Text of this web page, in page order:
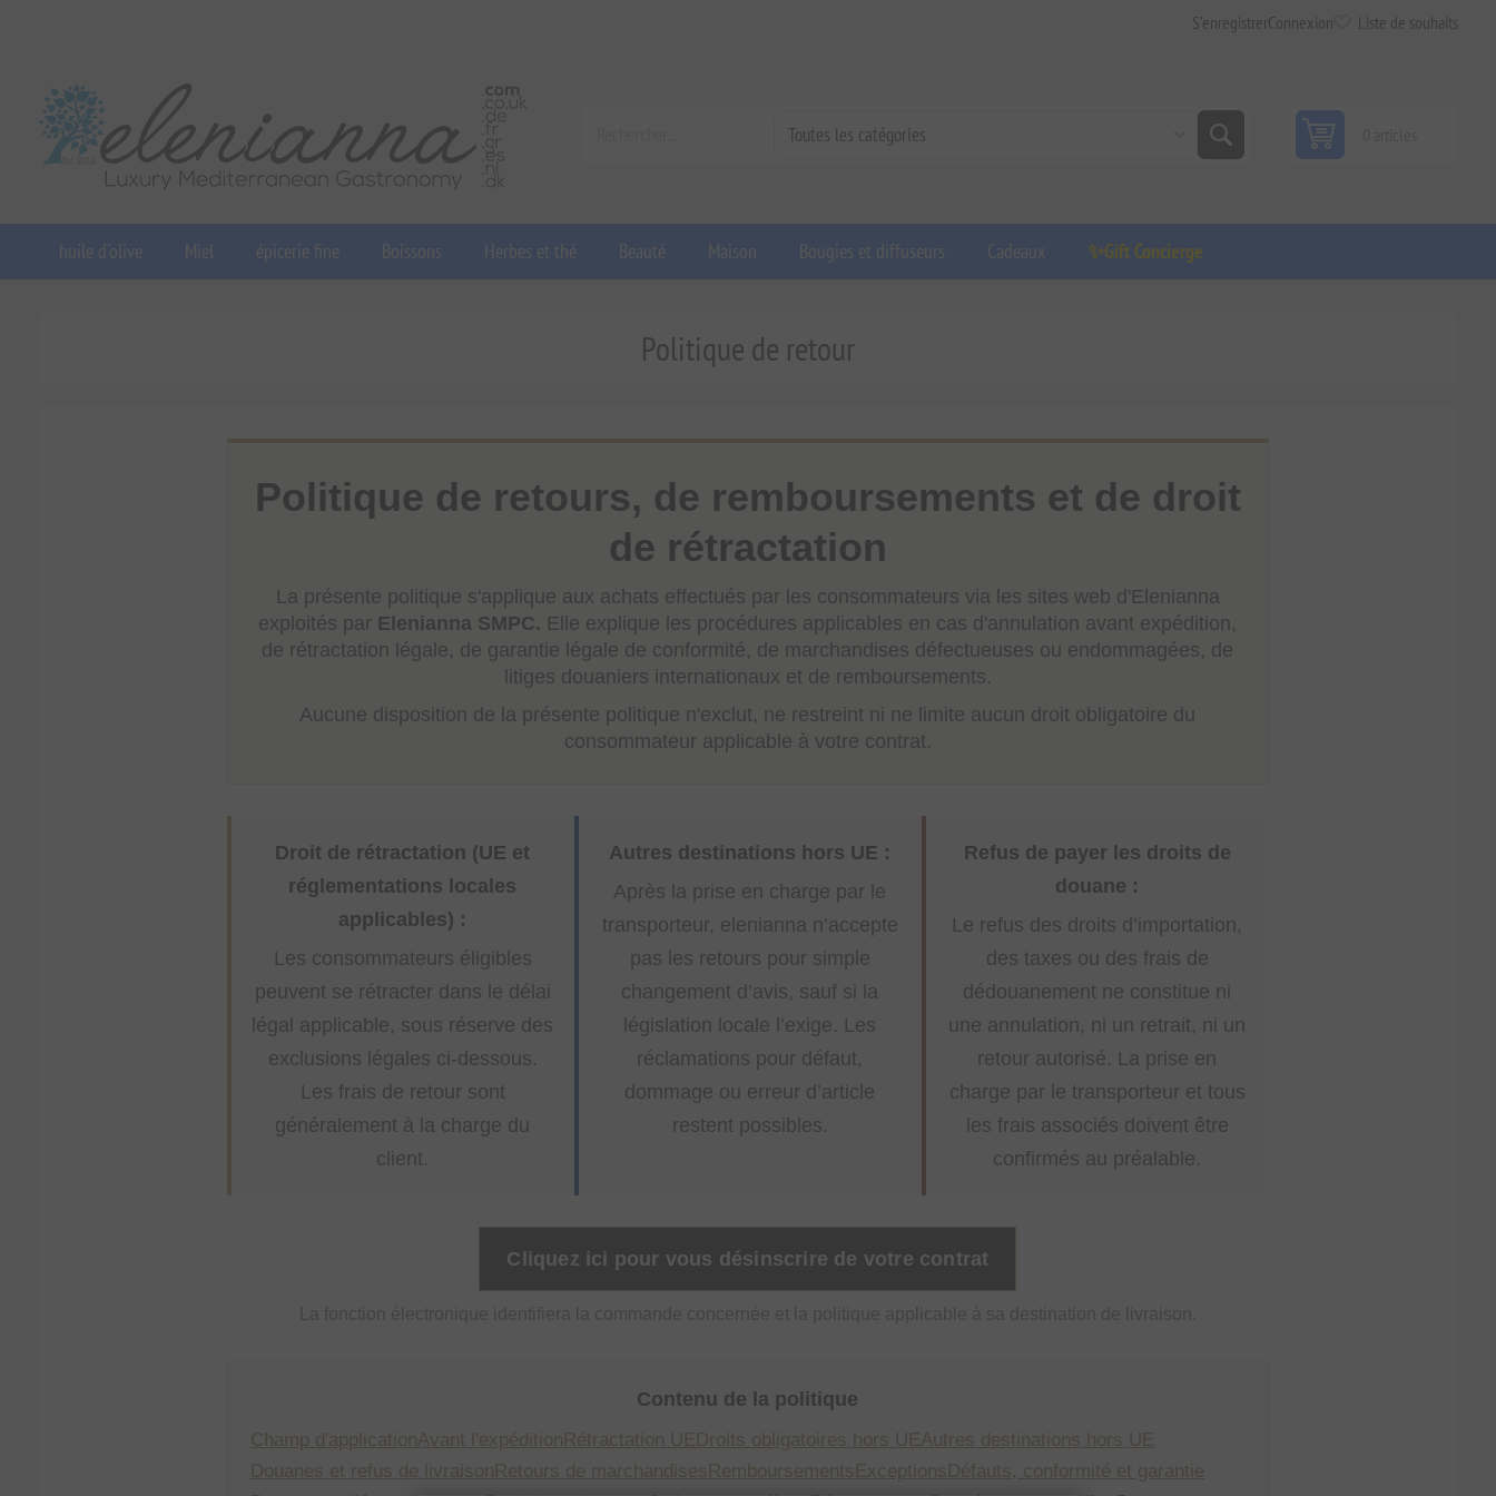
S'enregistrerConnexion Liste de souhaits
huile d'olive Miel épicerie fine Boissons Herbes et thé Beauté Maison Bougies et diffuseurs Cadeaux ✨Gift Concierge
Politique de retour
Politique de retours, de remboursements et de droit
de rétractation
La présente politique s'applique aux achats effectués par les consommateurs via les sites web d'Elenianna
exploités par Elenianna SMPC. Elle explique les procédures applicables en cas d'annulation avant expédition,
de rétractation légale, de garantie légale de conformité, de marchandises défectueuses ou endommagées, de
litiges douaniers internationaux et de remboursements.
Aucune disposition de la présente politique n'exclut, ne restreint ni ne limite aucun droit obligatoire du
consommateur applicable à votre contrat.
Droit de rétractation (UE et
réglementations locales
applicables) :
Les consommateurs éligibles
peuvent se rétracter dans le délai
légal applicable, sous réserve des
exclusions légales ci-dessous.
Les frais de retour sont
généralement à la charge du
client.
Autres destinations hors UE :
Après la prise en charge par le
transporteur, elenianna n’accepte
pas les retours pour simple
changement d’avis, sauf si la
législation locale l’exige. Les
réclamations pour défaut,
dommage ou erreur d’article
restent possibles.
Refus de payer les droits de
douane :
Le refus des droits d’importation,
des taxes ou des frais de
dédouanement ne constitue ni
une annulation, ni un retrait, ni un
retour autorisé. La prise en
charge par le transporteur et tous
les frais associés doivent être
confirmés au préalable.
Cliquez ici pour vous désinscrire de votre contrat
Contenu de la politique
Champ d'applicationAvant l'expéditionRétractation UEDroits obligatoires hors UEAutres destinations hors UE
Douanes et refus de livraisonRetours de marchandises Remboursements Exceptions Défauts, conformité et garantie